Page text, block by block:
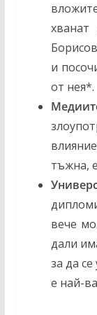
и
от нея*.
тъжна,
вече
дали
за да
е най-